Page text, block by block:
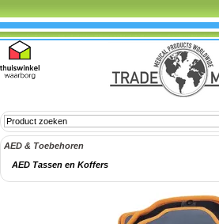
AED & Toebehoren
AED Tassen en Koffers